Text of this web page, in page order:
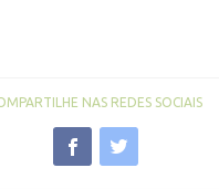
NAS REDES SOCIAIS